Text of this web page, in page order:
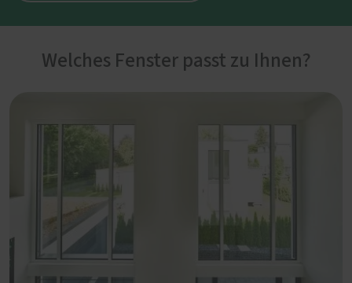
Welches Fenster passt zu Ihnen?